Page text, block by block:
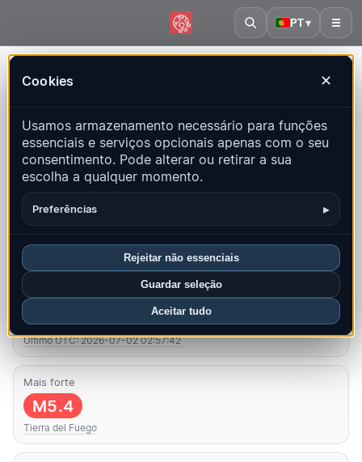
PT▾ ☰
Cookies ✕
Usamos armazenamento necessário para funções
essenciais e serviços opcionais apenas com o seu
consentimento. Pode alterar ou retirar a sua
escolha a qualquer momento.
Preferências ▸
Rejeitar não essenciais
Guardar seleção
Aceitar tudo
QuakeMap24
Mapa ao vivo, estatísticas e eventos recentes
Abrir mapa histórico Últimos neste país
Visão geral Mapa Recentes Gráficos Principais regiões
FAQ
Sismos neste mês
0
Último UTC: 2026-07-02 02:57:42
Mais forte
M5.4
Tierra del Fuego